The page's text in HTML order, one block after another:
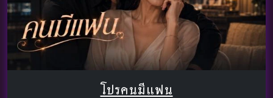
โปรคนมีแฟน